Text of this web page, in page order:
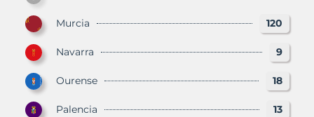
Murcia 120
Navarra 9
Ourense 18
Palencia 13